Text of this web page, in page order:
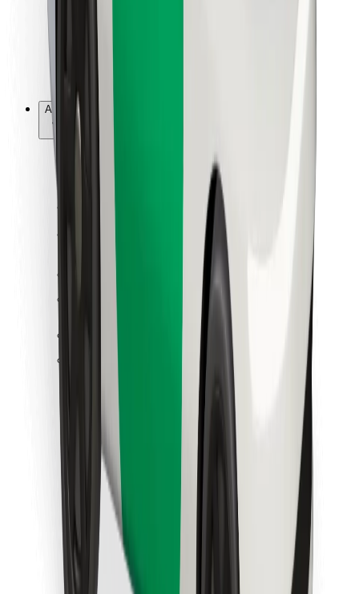
For flåteeiere
For restauranter
Bolt for Business
Annet
Vilkår og betingelser
Informasjonskapsler
Last ned Bolt-appen
Finn yndlingsmaten din!
Last ned Bolt Food-appen